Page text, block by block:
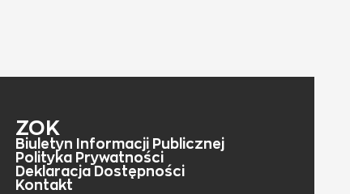
ZOK
Biuletyn Informacji Publicznej
Polityka Prywatności
Deklaracja Dostępności
Kontakt